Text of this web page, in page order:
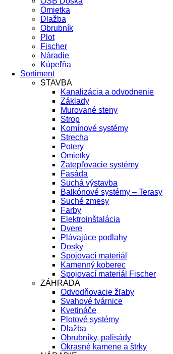
Omietka
Dlažba
Obrubník
Plot
Fischer
Náradie
Kúpeľňa
Sortiment
STAVBA
Kanalizácia a odvodnenie
Základy
Murované steny
Strop
Komínové systémy
Strecha
Potery
Omietky
Zatepľovacie systémy
Fasáda
Suchá výstavba
Balkónové systémy – Terasy
Suché zmesy
Farby
Elektroinštalácia
Dvere
Plávajúce podlahy
Dosky
Spojovací materiál
Kamenný koberec
Spojovací materiál Fischer
ZÁHRADA
Odvodňovacie žľaby
Svahové tvárnice
Kvetináče
Plotové systémy
Dlažba
Obrubníky, palisády
Okrasné kamene a štrky